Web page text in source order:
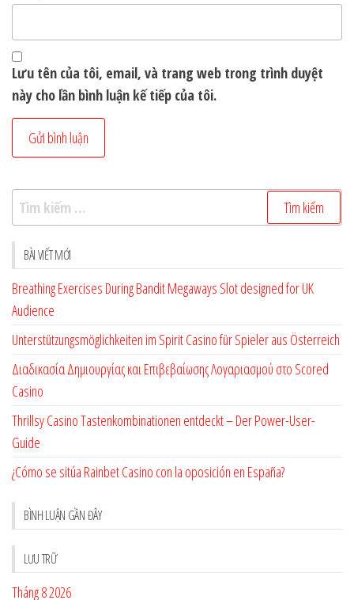
Lưu tên của tôi, email, và trang web trong trình duyệt
này cho lần bình luận kế tiếp của tôi.
Tìm
kiếm
cho:
BÀI VIẾT MỚI
Breathing Exercises During Bandit Megaways Slot designed for UK
Audience
Unterstützungsmöglichkeiten im Spirit Casino für Spieler aus Österreich
Διαδικασία Δημιουργίας και Επιβεβαίωσης Λογαριασμού στο Scored
Casino
Thrillsy Casino Tastenkombinationen entdeckt – Der Power-User-
Guide
¿Cómo se sitúa Rainbet Casino con la oposición en España?
BÌNH LUẬN GẦN ĐÂY
LƯU TRỮ
Tháng 8 2026